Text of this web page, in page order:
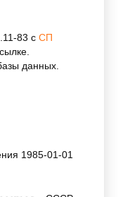
83 с СП
данных.
1985-01-01